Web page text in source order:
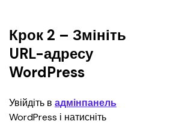
Крок 2 – Змініть
URL-адресу
WordPress
Увійдіть в адмінпанель
WordPress і натисніть